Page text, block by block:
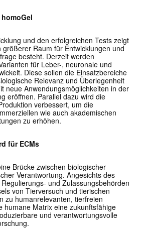
und den erfolgreichen Tests zeigt
größerer Raum für Entwicklungen und
besteht. Derzeit werden
für Leber-, neuronale und
Diese sollen die Einsatzbereiche
Relevanz und Überlegenheit
neue Anwendungsmöglichkeiten in der
eröffnen. Parallel dazu wird die
verbessert, um die
wie auch akademischen
zu erhöhen.
für ECMs
Brücke zwischen biologischer
Verantwortung. Angesichts des
und Zulassungsbehörden
von Tierversuch und tierischen
zu humanrelevanten, tierfreien
humane Matrix eine zukunftsfähige
und verantwortungsvolle